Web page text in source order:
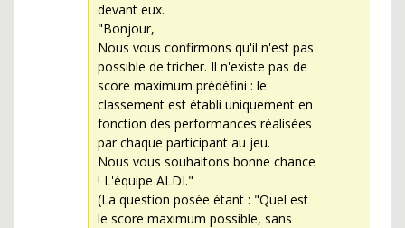
devant eux.
"Bonjour,
Nous vous confirmons qu'il n'est pas
possible de tricher. Il n'existe pas de
score maximum prédéfini : le
classement est établi uniquement en
fonction des performances réalisées
par chaque participant au jeu.
Nous vous souhaitons bonne chance
! L'équipe ALDI."
(La question posée étant : "Quel est
le score maximum possible, sans